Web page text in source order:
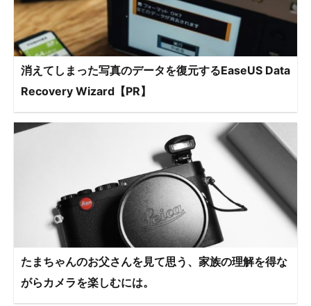
消えてしまった写真のデータを復元するEaseUS Data
Recovery Wizard【PR】
たまちゃんのお父さんを見て思う、家族の理解を得な
がらカメラを楽しむには。